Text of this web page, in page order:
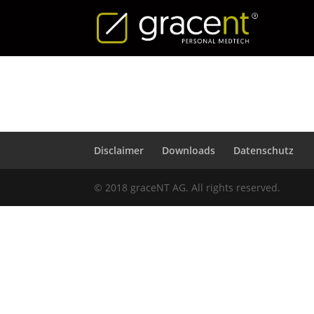
Disclaimer Downloads Datenschutz
© 2018 graceNT AG. All rights reserved.